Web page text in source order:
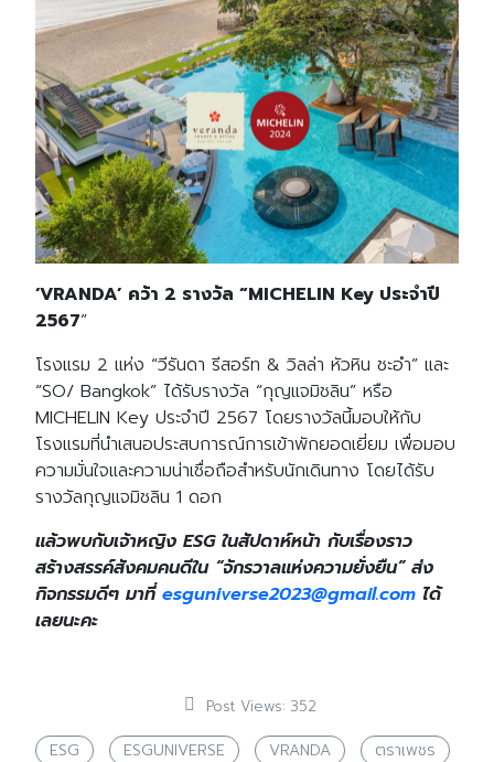
‘VRANDA’ คว้า 2 รางวัล “MICHELIN Key ประจำปี
2567”
โรงแรม 2 แห่ง “วีรันดา รีสอร์ท & วิลล่า หัวหิน ชะอำ” และ
“SO/ Bangkok” ได้รับรางวัล “กุญแจมิชลิน” หรือ
MICHELIN Key ประจำปี 2567 โดยรางวัลนี้มอบให้กับ
โรงแรมที่นำเสนอประสบการณ์การเข้าพักยอดเยี่ยม เพื่อมอบ
ความมั่นใจและความน่าเชื่อถือสำหรับนักเดินทาง โดยได้รับ
รางวัลกุญแจมิชลิน 1 ดอก
แล้วพบกับเจ้าหญิง ESG ในสัปดาห์หน้า กับเรื่องราว
สร้างสรรค์สังคมคนดีใน “จักรวาลแห่งความยั่งยืน” ส่ง
กิจกรรมดีๆ มาที่ esguniverse2023@gmail.com ได้
เลยนะคะ
Post Views: 352
ESG ESGUNIVERSE VRANDA
ตราเพชร